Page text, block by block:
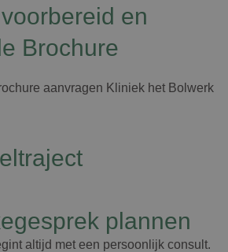
en
Brochure
plannen
altijd met een persoonlijk consult.